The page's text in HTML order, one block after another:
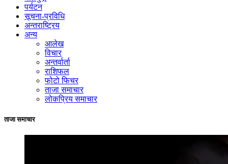
पर्यटन
सूचना-प्रविधि
अन्तराष्ट्रिय
अन्य
आलेख
विचार
अन्तर्वार्ता
राशिफल
फोटो फिचर
ताजा समाचार
लोकप्रिय समाचार
ताजा समाचार